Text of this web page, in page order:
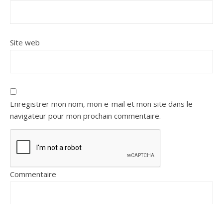
Site web
Enregistrer mon nom, mon e-mail et mon site dans le
navigateur pour mon prochain commentaire.
Commentaire